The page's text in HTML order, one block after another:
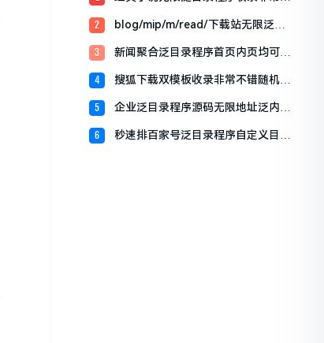
2
blog/mip/m/read/下载站无限泛程
3
新闻聚合泛目录程序首页内页均可新
4
搜狐下载双模板收录非常不错随机调
【编号：M99】
5
企业泛目录程序源码无限地址泛内页
M111】
6
秒速排百家号泛目录程序自定义目录